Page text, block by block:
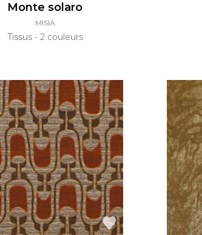
Monte solaro
MISIA
Tissus 2 couleurs